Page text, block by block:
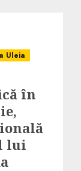
Uleia
în
lui